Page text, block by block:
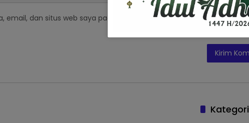
email, dan situs web saya pada peramban ini untuk komentar saya
Kategori